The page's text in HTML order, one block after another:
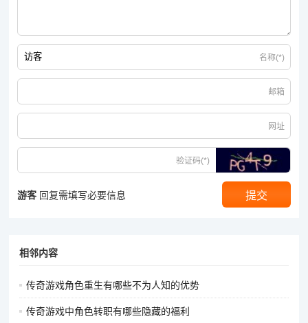
名称(*)
邮箱
网址
验证码(*)
游客 回复需填写必要信息
相邻内容
传奇游戏角色重生有哪些不为人知的优势
传奇游戏中角色转职有哪些隐藏的福利